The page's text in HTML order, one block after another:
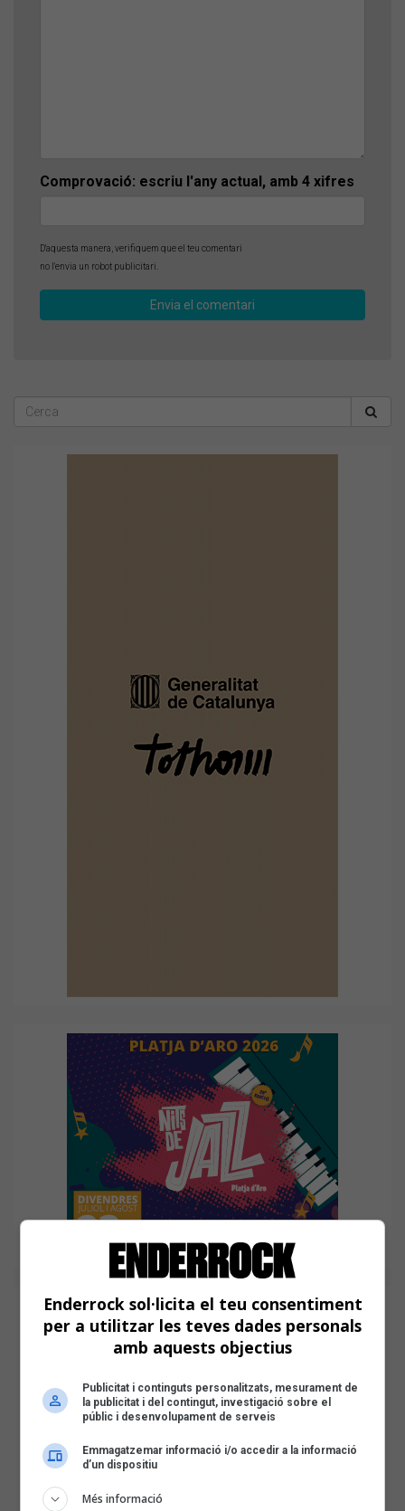
Comprovació: escriu l'any actual, amb 4 xifres
D'aquesta manera, verifiquem que el teu comentari
no l'envia un robot publicitari.
Enderrock sol·licita el teu consentiment
per a utilitzar les teves dades personals
amb aquests objectius
Publicitat i continguts personalitzats, mesurament de
la publicitat i del contingut, investigació sobre el
públic i desenvolupament de serveis
Emmagatzemar informació i/o accedir a la informació
d’un dispositiu
Més informació